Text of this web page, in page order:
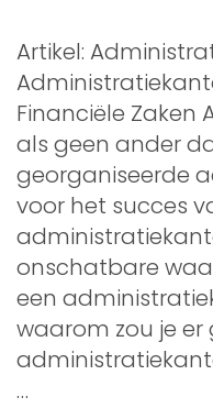
Artikel:
Financiële Zaken
als geen ander
georganiseerde
voor het succes
onschatbare
een
waarom zou je er
…